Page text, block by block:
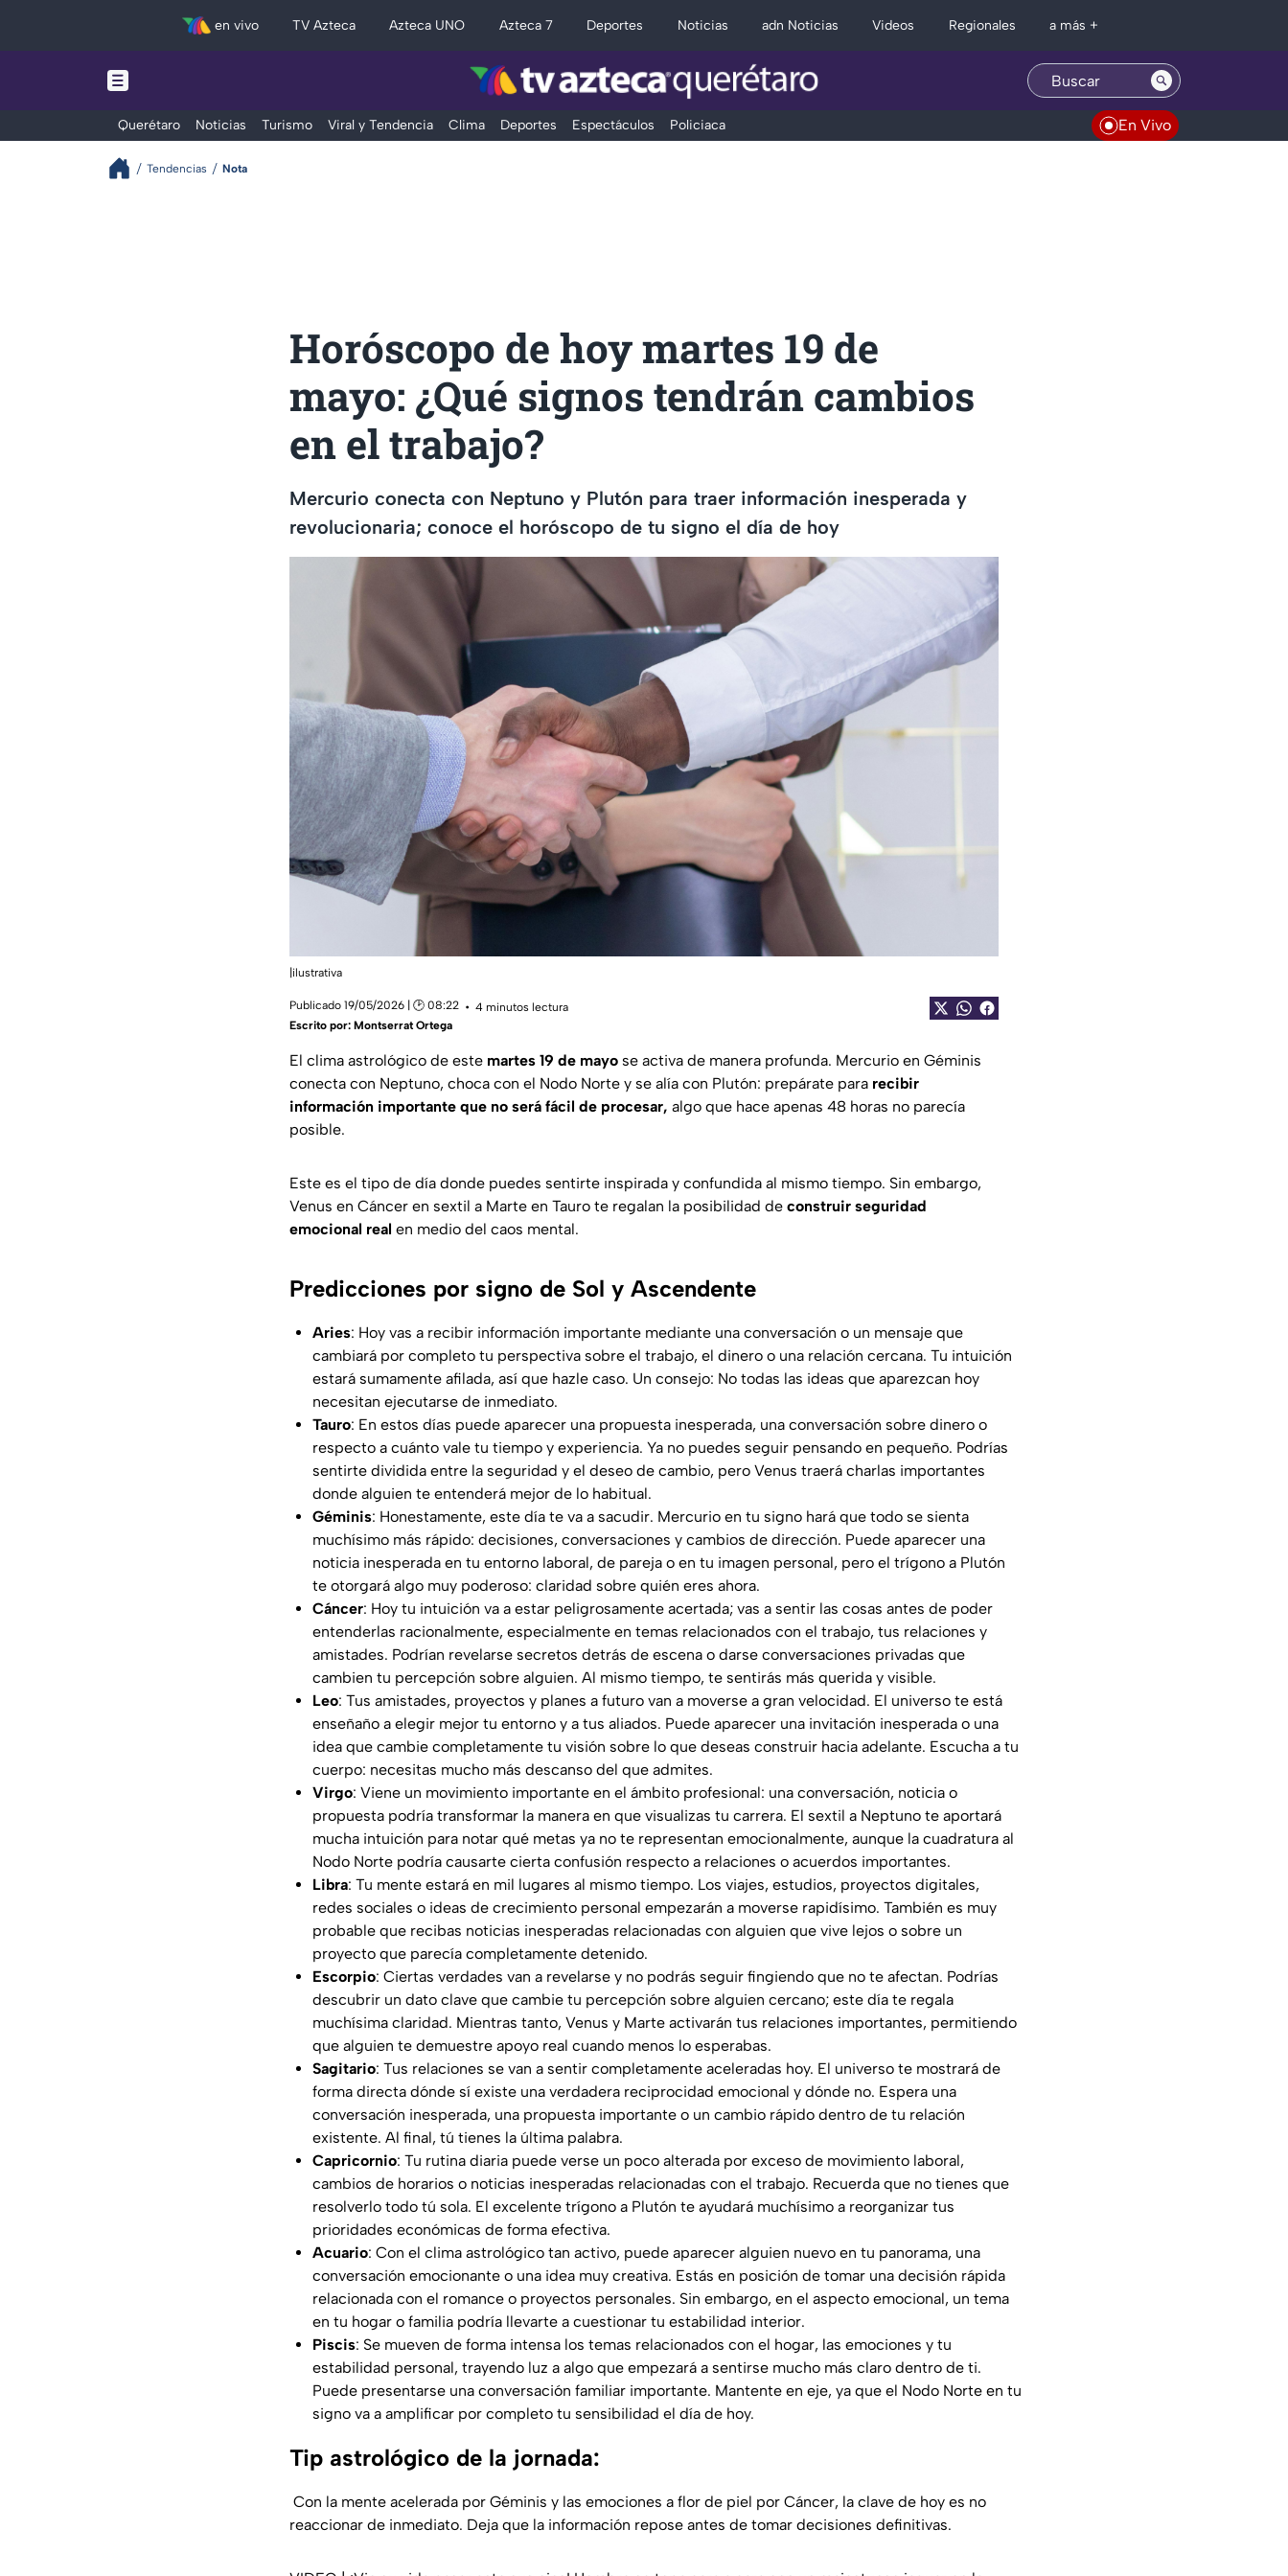
en vivo TV Azteca Azteca UNO Azteca 7 Deportes Noticias adn Noticias Videos Regionales a más +
Querétaro Noticias Turismo Viral y Tendencia Clima Deportes Espectáculos Policiaca En Vivo
Tendencias Nota
Horóscopo de hoy martes 19 de
mayo: ¿Qué signos tendrán cambios
en el trabajo?
Mercurio conecta con Neptuno y Plutón para traer información inesperada y
revolucionaria; conoce el horóscopo de tu signo el día de hoy
|ilustrativa
Publicado 19/05/2026 | 🕑 08:22
4 minutos lectura
Escrito por: Montserrat Ortega
El clima astrológico de este martes 19 de mayo se activa de manera profunda. Mercurio en Géminis
conecta con Neptuno, choca con el Nodo Norte y se alía con Plutón: prepárate para recibir
información importante que no será fácil de procesar, algo que hace apenas 48 horas no parecía
posible.
Este es el tipo de día donde puedes sentirte inspirada y confundida al mismo tiempo. Sin embargo,
Venus en Cáncer en sextil a Marte en Tauro te regalan la posibilidad de construir seguridad
emocional real en medio del caos mental.
Predicciones por signo de Sol y Ascendente
Aries: Hoy vas a recibir información importante mediante una conversación o un mensaje que
cambiará por completo tu perspectiva sobre el trabajo, el dinero o una relación cercana. Tu intuición
estará sumamente afilada, así que hazle caso. Un consejo: No todas las ideas que aparezcan hoy
necesitan ejecutarse de inmediato.
Tauro: En estos días puede aparecer una propuesta inesperada, una conversación sobre dinero o
respecto a cuánto vale tu tiempo y experiencia. Ya no puedes seguir pensando en pequeño. Podrías
sentirte dividida entre la seguridad y el deseo de cambio, pero Venus traerá charlas importantes
donde alguien te entenderá mejor de lo habitual.
Géminis: Honestamente, este día te va a sacudir. Mercurio en tu signo hará que todo se sienta
muchísimo más rápido: decisiones, conversaciones y cambios de dirección. Puede aparecer una
noticia inesperada en tu entorno laboral, de pareja o en tu imagen personal, pero el trígono a Plutón
te otorgará algo muy poderoso: claridad sobre quién eres ahora.
Cáncer: Hoy tu intuición va a estar peligrosamente acertada; vas a sentir las cosas antes de poder
entenderlas racionalmente, especialmente en temas relacionados con el trabajo, tus relaciones y
amistades. Podrían revelarse secretos detrás de escena o darse conversaciones privadas que
cambien tu percepción sobre alguien. Al mismo tiempo, te sentirás más querida y visible.
Leo: Tus amistades, proyectos y planes a futuro van a moverse a gran velocidad. El universo te está
enseñaño a elegir mejor tu entorno y a tus aliados. Puede aparecer una invitación inesperada o una
idea que cambie completamente tu visión sobre lo que deseas construir hacia adelante. Escucha a tu
cuerpo: necesitas mucho más descanso del que admites.
Virgo: Viene un movimiento importante en el ámbito profesional: una conversación, noticia o
propuesta podría transformar la manera en que visualizas tu carrera. El sextil a Neptuno te aportará
mucha intuición para notar qué metas ya no te representan emocionalmente, aunque la cuadratura al
Nodo Norte podría causarte cierta confusión respecto a relaciones o acuerdos importantes.
Libra: Tu mente estará en mil lugares al mismo tiempo. Los viajes, estudios, proyectos digitales,
redes sociales o ideas de crecimiento personal empezarán a moverse rapidísimo. También es muy
probable que recibas noticias inesperadas relacionadas con alguien que vive lejos o sobre un
proyecto que parecía completamente detenido.
Escorpio: Ciertas verdades van a revelarse y no podrás seguir fingiendo que no te afectan. Podrías
descubrir un dato clave que cambie tu percepción sobre alguien cercano; este día te regala
muchísima claridad. Mientras tanto, Venus y Marte activarán tus relaciones importantes, permitiendo
que alguien te demuestre apoyo real cuando menos lo esperabas.
Sagitario: Tus relaciones se van a sentir completamente aceleradas hoy. El universo te mostrará de
forma directa dónde sí existe una verdadera reciprocidad emocional y dónde no. Espera una
conversación inesperada, una propuesta importante o un cambio rápido dentro de tu relación
existente. Al final, tú tienes la última palabra.
Capricornio: Tu rutina diaria puede verse un poco alterada por exceso de movimiento laboral,
cambios de horarios o noticias inesperadas relacionadas con el trabajo. Recuerda que no tienes que
resolverlo todo tú sola. El excelente trígono a Plutón te ayudará muchísimo a reorganizar tus
prioridades económicas de forma efectiva.
Acuario: Con el clima astrológico tan activo, puede aparecer alguien nuevo en tu panorama, una
conversación emocionante o una idea muy creativa. Estás en posición de tomar una decisión rápida
relacionada con el romance o proyectos personales. Sin embargo, en el aspecto emocional, un tema
en tu hogar o familia podría llevarte a cuestionar tu estabilidad interior.
Piscis: Se mueven de forma intensa los temas relacionados con el hogar, las emociones y tu
estabilidad personal, trayendo luz a algo que empezará a sentirse mucho más claro dentro de ti.
Puede presentarse una conversación familiar importante. Mantente en eje, ya que el Nodo Norte en tu
signo va a amplificar por completo tu sensibilidad el día de hoy.
Tip astrológico de la jornada:
Con la mente acelerada por Géminis y las emociones a flor de piel por Cáncer, la clave de hoy es no
reaccionar de inmediato. Deja que la información repose antes de tomar decisiones definitivas.